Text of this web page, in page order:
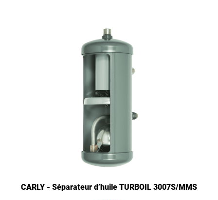
CARLY - Séparateur d’huile TURBOIL 3007S/MMS